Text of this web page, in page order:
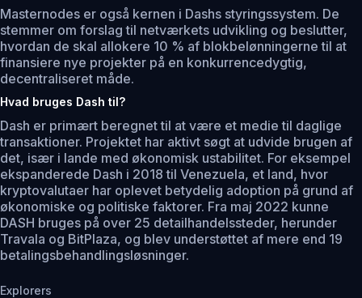
Masternodes er også kernen i Dashs styringssystem. De
stemmer om forslag til netværkets udvikling og beslutter,
hvordan de skal allokere 10 % af blokbelønningerne til at
finansiere nye projekter på en konkurrencedygtig,
decentraliseret måde.
Hvad bruges Dash til?
Dash er primært beregnet til at være et medie til daglige
transaktioner. Projektet har aktivt søgt at udvide brugen af
det, især i lande med økonomisk ustabilitet. For eksempel
ekspanderede Dash i 2018 til Venezuela, et land, hvor
kryptovalutaer har oplevet betydelig adoption på grund af
økonomiske og politiske faktorer. Fra maj 2022 kunne
DASH bruges på over 25 detailhandelssteder, herunder
Travala og BitPlaza, og blev understøttet af mere end 19
betalingsbehandlingsløsninger.
Explorers